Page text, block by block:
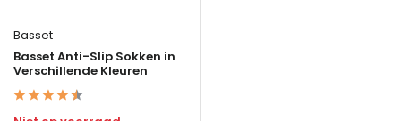
Basset
Basset Anti-Slip Sokken in
Verschillende Kleuren